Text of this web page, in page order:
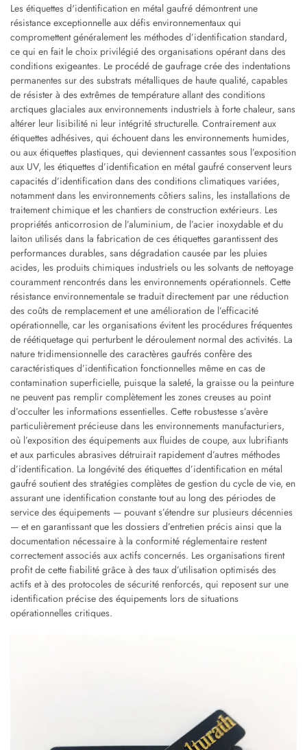
Les étiquettes d'identification en métal gaufré démontrent une
résistance exceptionnelle aux défis environnementaux qui
compromettent généralement les méthodes d’identification standard,
ce qui en fait le choix privilégié des organisations opérant dans des
conditions exigeantes. Le procédé de gaufrage crée des indentations
permanentes sur des substrats métalliques de haute qualité, capables
de résister à des extrêmes de température allant des conditions
arctiques glaciales aux environnements industriels à forte chaleur, sans
altérer leur lisibilité ni leur intégrité structurelle. Contrairement aux
étiquettes adhésives, qui échouent dans les environnements humides,
ou aux étiquettes plastiques, qui deviennent cassantes sous l’exposition
aux UV, les étiquettes d’identification en métal gaufré conservent leurs
capacités d’identification dans des conditions climatiques variées,
notamment dans les environnements côtiers salins, les installations de
traitement chimique et les chantiers de construction extérieurs. Les
propriétés anticorrosion de l’aluminium, de l’acier inoxydable et du
laiton utilisés dans la fabrication de ces étiquettes garantissent des
performances durables, sans dégradation causée par les pluies
acides, les produits chimiques industriels ou les solvants de nettoyage
couramment rencontrés dans les environnements opérationnels. Cette
résistance environnementale se traduit directement par une réduction
des coûts de remplacement et une amélioration de l’efficacité
opérationnelle, car les organisations évitent les procédures fréquentes
de réétiquetage qui perturbent le déroulement normal des activités. La
nature tridimensionnelle des caractères gaufrés confère des
caractéristiques d’identification fonctionnelles même en cas de
contamination superficielle, puisque la saleté, la graisse ou la peinture
ne peuvent pas remplir complètement les zones creuses au point
d’occulter les informations essentielles. Cette robustesse s’avère
particulièrement précieuse dans les environnements manufacturiers,
où l’exposition des équipements aux fluides de coupe, aux lubrifiants
et aux particules abrasives détruirait rapidement d’autres méthodes
d’identification. La longévité des étiquettes d’identification en métal
gaufré soutient des stratégies complètes de gestion du cycle de vie, en
assurant une identification constante tout au long des périodes de
service des équipements — pouvant s’étendre sur plusieurs décennies
— et en garantissant que les dossiers d’entretien précis ainsi que la
documentation nécessaire à la conformité réglementaire restent
correctement associés aux actifs concernés. Les organisations tirent
profit de cette fiabilité grâce à des taux d’utilisation optimisés des
actifs et à des protocoles de sécurité renforcés, qui reposent sur une
identification précise des équipements lors de situations
opérationnelles critiques.